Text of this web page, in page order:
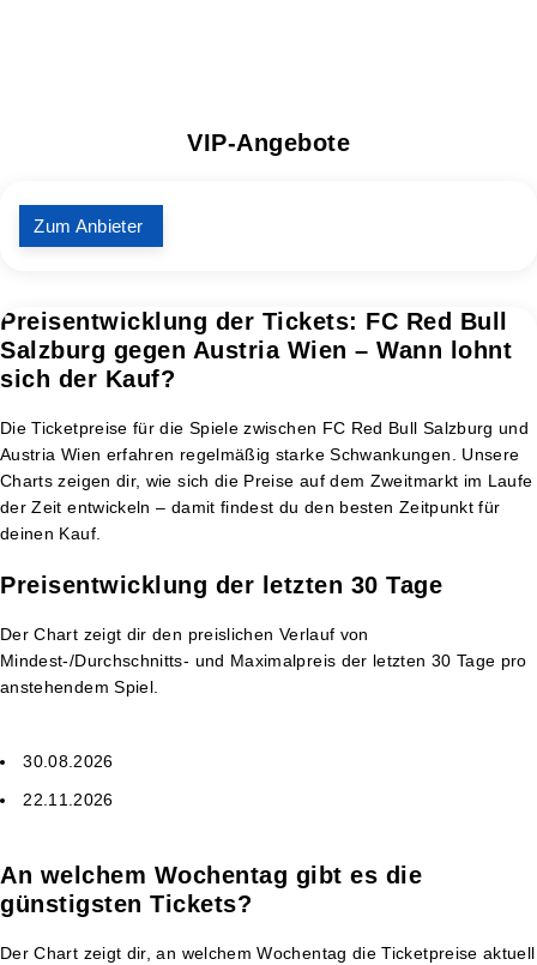
VIP-Angebote
Zum Anbieter
Preisentwicklung der Tickets: FC Red Bull
Salzburg gegen Austria Wien – Wann lohnt
sich der Kauf?
Die Ticketpreise für die Spiele zwischen FC Red Bull Salzburg und
Austria Wien erfahren regelmäßig starke Schwankungen. Unsere
Charts zeigen dir, wie sich die Preise auf dem Zweitmarkt im Laufe
der Zeit entwickeln – damit findest du den besten Zeitpunkt für
deinen Kauf.
Preisentwicklung der letzten 30 Tage
Der Chart zeigt dir den preislichen Verlauf von
Mindest-/Durchschnitts- und Maximalpreis der letzten 30 Tage pro
anstehendem Spiel.
30.08.2026
22.11.2026
An welchem Wochentag gibt es die
günstigsten Tickets?
Der Chart zeigt dir, an welchem Wochentag die Ticketpreise aktuell